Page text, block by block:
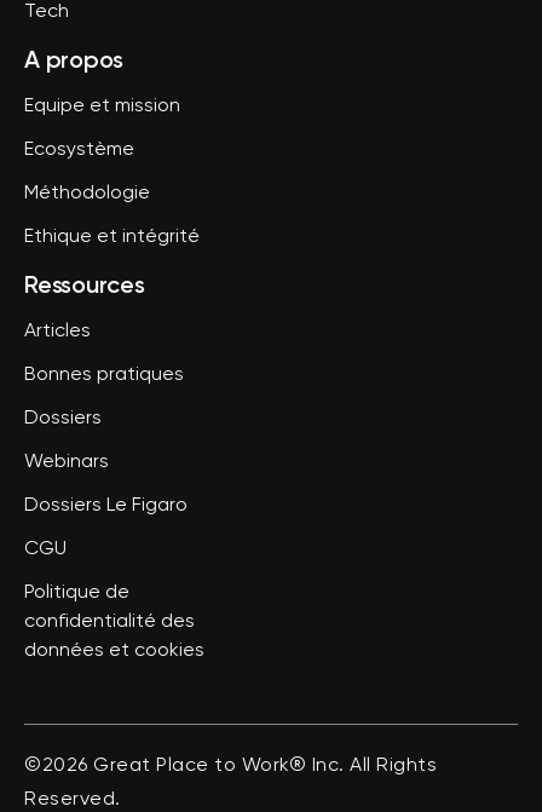
Tech
A propos
Equipe et mission
Ecosystème
Méthodologie
Ethique et intégrité
Ressources
Articles
Bonnes pratiques
Dossiers
Webinars
Dossiers Le Figaro
CGU
Politique de
confidentialité des
données et cookies
©2026 Great Place to Work® Inc. All Rights
Reserved.